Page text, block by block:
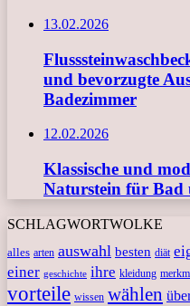
13.02.2026
und bevorzugte
Badezimmer
12.02.2026
Klassische und
Naturstein für Bad
SCHLAGWORTWOLKE
alles arten auswahl besten diät
einer geschichte ihre kleidung
vorteile wissen wählen